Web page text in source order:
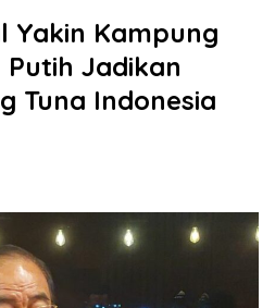
Yakin Kampung
Jadikan
Tuna Indonesia